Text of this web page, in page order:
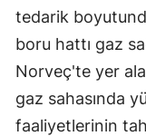
tedarik
boru hattı gaz
Norveç'te yer
gaz sahasında
faaliyetlerinin